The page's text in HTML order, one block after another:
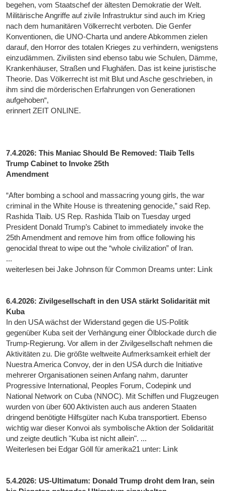
begehen, vom Staatschef der ältesten Demokratie der Welt.
Militärische Angriffe auf zivile Infrastruktur sind auch im Krieg
nach dem humanitären Völkerrecht verboten. Die Genfer
Konventionen, die UNO-Charta und andere Abkommen zielen
darauf, den Horror des totalen Krieges zu verhindern, wenigstens
einzudämmen. Zivilisten sind ebenso tabu wie Schulen, Dämme,
Krankenhäuser, Straßen und Flughäfen. Das ist keine juristische
Theorie. Das Völkerrecht ist mit Blut und Asche geschrieben, in
ihm sind die mörderischen Erfahrungen von Generationen
aufgehoben“,
erinnert ZEIT ONLINE.
7.4.2026: This Maniac Should Be Removed: Tlaib Tells
Trump Cabinet to Invoke 25th
Amendment
“After bombing a school and massacring young girls, the war
criminal in the White House is threatening genocide,” said Rep.
Rashida Tlaib. US Rep. Rashida Tlaib on Tuesday urged
President Donald Trump’s Cabinet to immediately invoke the
25th Amendment and remove him from office following his
genocidal threat to wipe out the “whole civilization” of Iran.
...
weiterlesen bei Jake Johnson für Common Dreams unter: Link
6.4.2026: Zivilgesellschaft in den USA stärkt Solidarität mit
Kuba
In den USA wächst der Widerstand gegen die US-Politik
gegenüber Kuba seit der Verhängung einer Ölblockade durch die
Trump-Regierung. Vor allem in der Zivilgesellschaft nehmen die
Aktivitäten zu. Die größte weltweite Aufmerksamkeit erhielt der
Nuestra America Convoy, der in den USA durch die Initiative
mehrerer Organisationen seinen Anfang nahm, darunter
Progressive International, Peoples Forum, Codepink und
National Network on Cuba (NNOC). Mit Schiffen und Flugzeugen
wurden von über 600 Aktivisten auch aus anderen Staaten
dringend benötigte Hilfsgüter nach Kuba transportiert. Ebenso
wichtig war dieser Konvoi als symbolische Aktion der Solidarität
und zeigte deutlich "Kuba ist nicht allein". ...
Weiterlesen bei Edgar Göll für amerika21 unter: Link
5.4.2026: US-Ultimatum: Donald Trump droht dem Iran, sein